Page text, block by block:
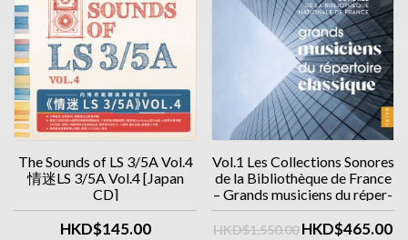
The Sounds of LS 3/5A Vol.4
情迷LS 3/5A Vol.4 [Japan
CD]
HKD$145.00
Vol.1 Les Collections Sonores
de la Bibliothèque de France
– Grands musiciens du réper-
toire classique (10CD優惠價)
HKD$1,550.00 HKD$465.00